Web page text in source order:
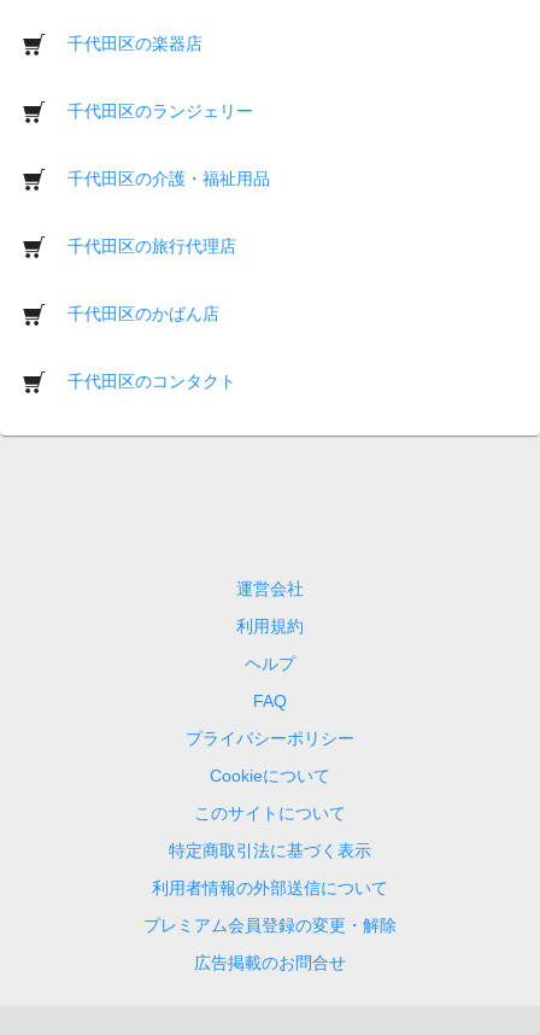
千代田区の楽器店
千代田区のランジェリー
千代田区の介護・福祉用品
千代田区の旅行代理店
千代田区のかばん店
千代田区のコンタクト
運営会社
利用規約
ヘルプ
FAQ
プライバシーポリシー
Cookieについて
このサイトについて
特定商取引法に基づく表示
利用者情報の外部送信について
プレミアム会員登録の変更・解除
広告掲載のお問合せ